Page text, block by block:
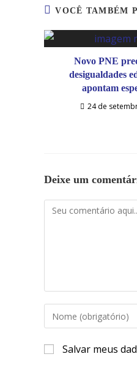
VOCÊ TAMBÉM
Novo PNE
desigualdades
apontam
24 de
Deixe um
Salvar meus